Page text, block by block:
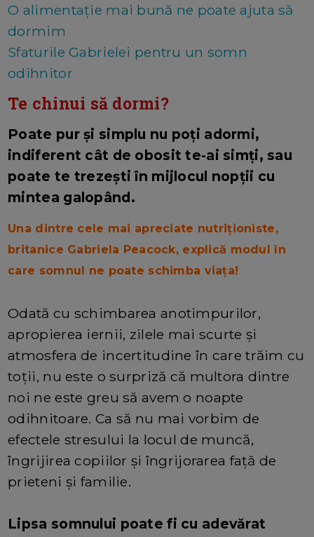
O alimentație mai bună ne poate ajuta să
dormim
Sfaturile Gabrielei pentru un somn
odihnitor
Te chinui să dormi?
Poate pur și simplu nu poți adormi,
indiferent cât de obosit te-ai simți, sau
poate te trezești în mijlocul nopții cu
mintea galopând.
Una dintre cele mai apreciate nutriţioniste,
britanice Gabriela Peacock, explică modul în
care somnul ne poate schimba viața!
Odată cu schimbarea anotimpurilor,
apropierea iernii, zilele mai scurte și
atmosfera de incertitudine în care trăim cu
toții, nu este o surpriză că multora dintre
noi ne este greu să avem o noapte
odihnitoare. Ca să nu mai vorbim de
efectele stresului la locul de muncă,
îngrijirea copiilor și îngrijorarea față de
prieteni și familie.
Lipsa somnului poate fi cu adevărat